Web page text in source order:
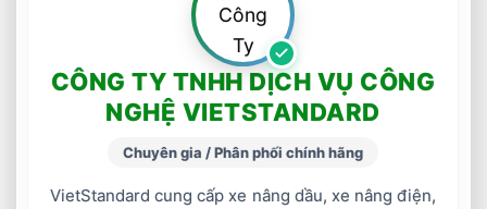
CÔNG TY TNHH DỊCH VỤ CÔNG
NGHỆ VIETSTANDARD
Chuyên gia / Phân phối chính hãng
VietStandard cung cấp xe nâng dầu, xe nâng điện,